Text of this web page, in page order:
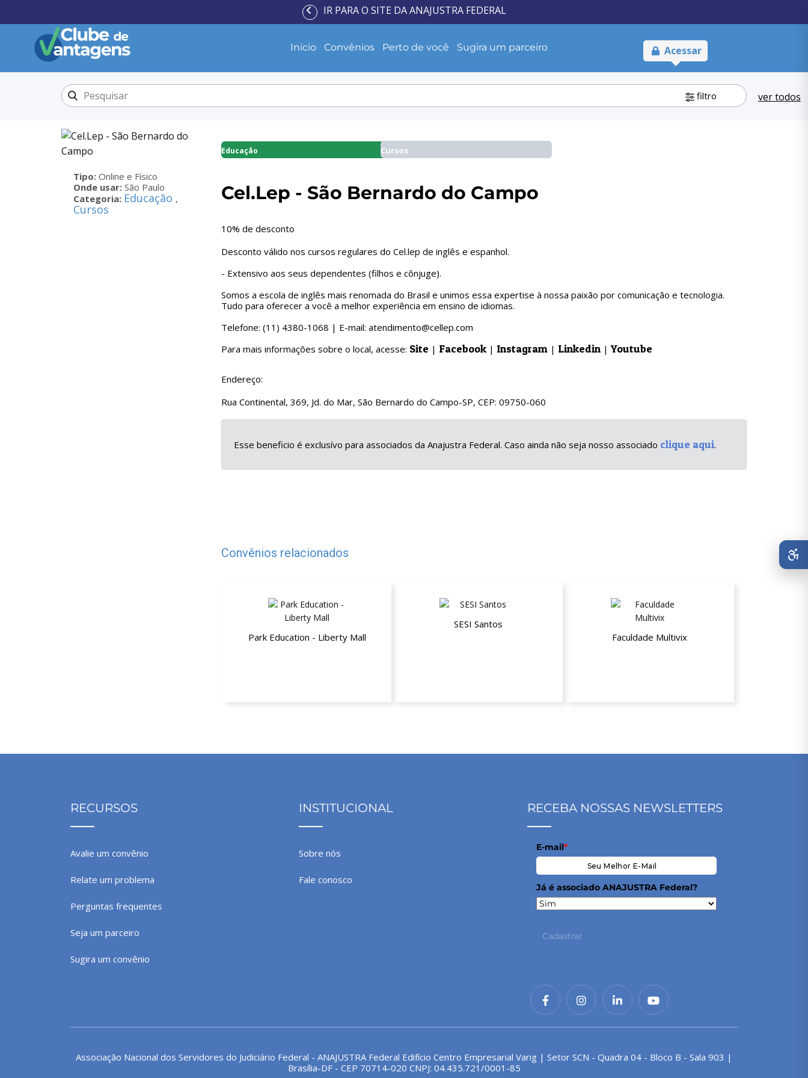
IR PARA O SITE DA ANAJUSTRA FEDERAL
Início Convênios Perto de você Sugira um parceiro Acessar
filtro ver todos
Tipo: Online e Físico
Onde usar: São Paulo
Categoria: Educação ,
Cursos
Educação Cursos
Cel.Lep - São Bernardo do Campo
10% de desconto
Desconto válido nos cursos regulares do Cel.lep de inglês e espanhol.
- Extensivo aos seus dependentes (filhos e cônjuge).
Somos a escola de inglês mais renomada do Brasil e unimos essa expertise à nossa paixão por comunicação e tecnologia.
Tudo para oferecer a você a melhor experiência em ensino de idiomas.
Telefone: (11) 4380-1068 | E-mail: atendimento@cellep.com
Para mais informações sobre o local, acesse: Site | Facebook | Instagram | Linkedin | Youtube
Endereço:
Rua Continental, 369, Jd. do Mar, São Bernardo do Campo-SP, CEP: 09750-060
Esse beneficio é exclusívo para associados da Anajustra Federal. Caso ainda não seja nosso associado clique aqui.
Convênios relacionados
Park Education - Liberty Mall
SESI Santos
Faculdade Multivix
RECURSOS
Avalie um convênio
Relate um problema
Perguntas frequentes
Seja um parceiro
Sugira um convênio
INSTITUCIONAL
Sobre nós
Fale conosco
RECEBA NOSSAS NEWSLETTERS
E-mail*
Já é associado ANAJUSTRA Federal?
Cadastrar
Associação Nacional dos Servidores do Judiciário Federal - ANAJUSTRA Federal Edifício Centro Empresarial Varig | Setor SCN - Quadra 04 - Bloco B - Sala 903 |
Brasília-DF - CEP 70714-020 CNPJ: 04.435.721/0001-85